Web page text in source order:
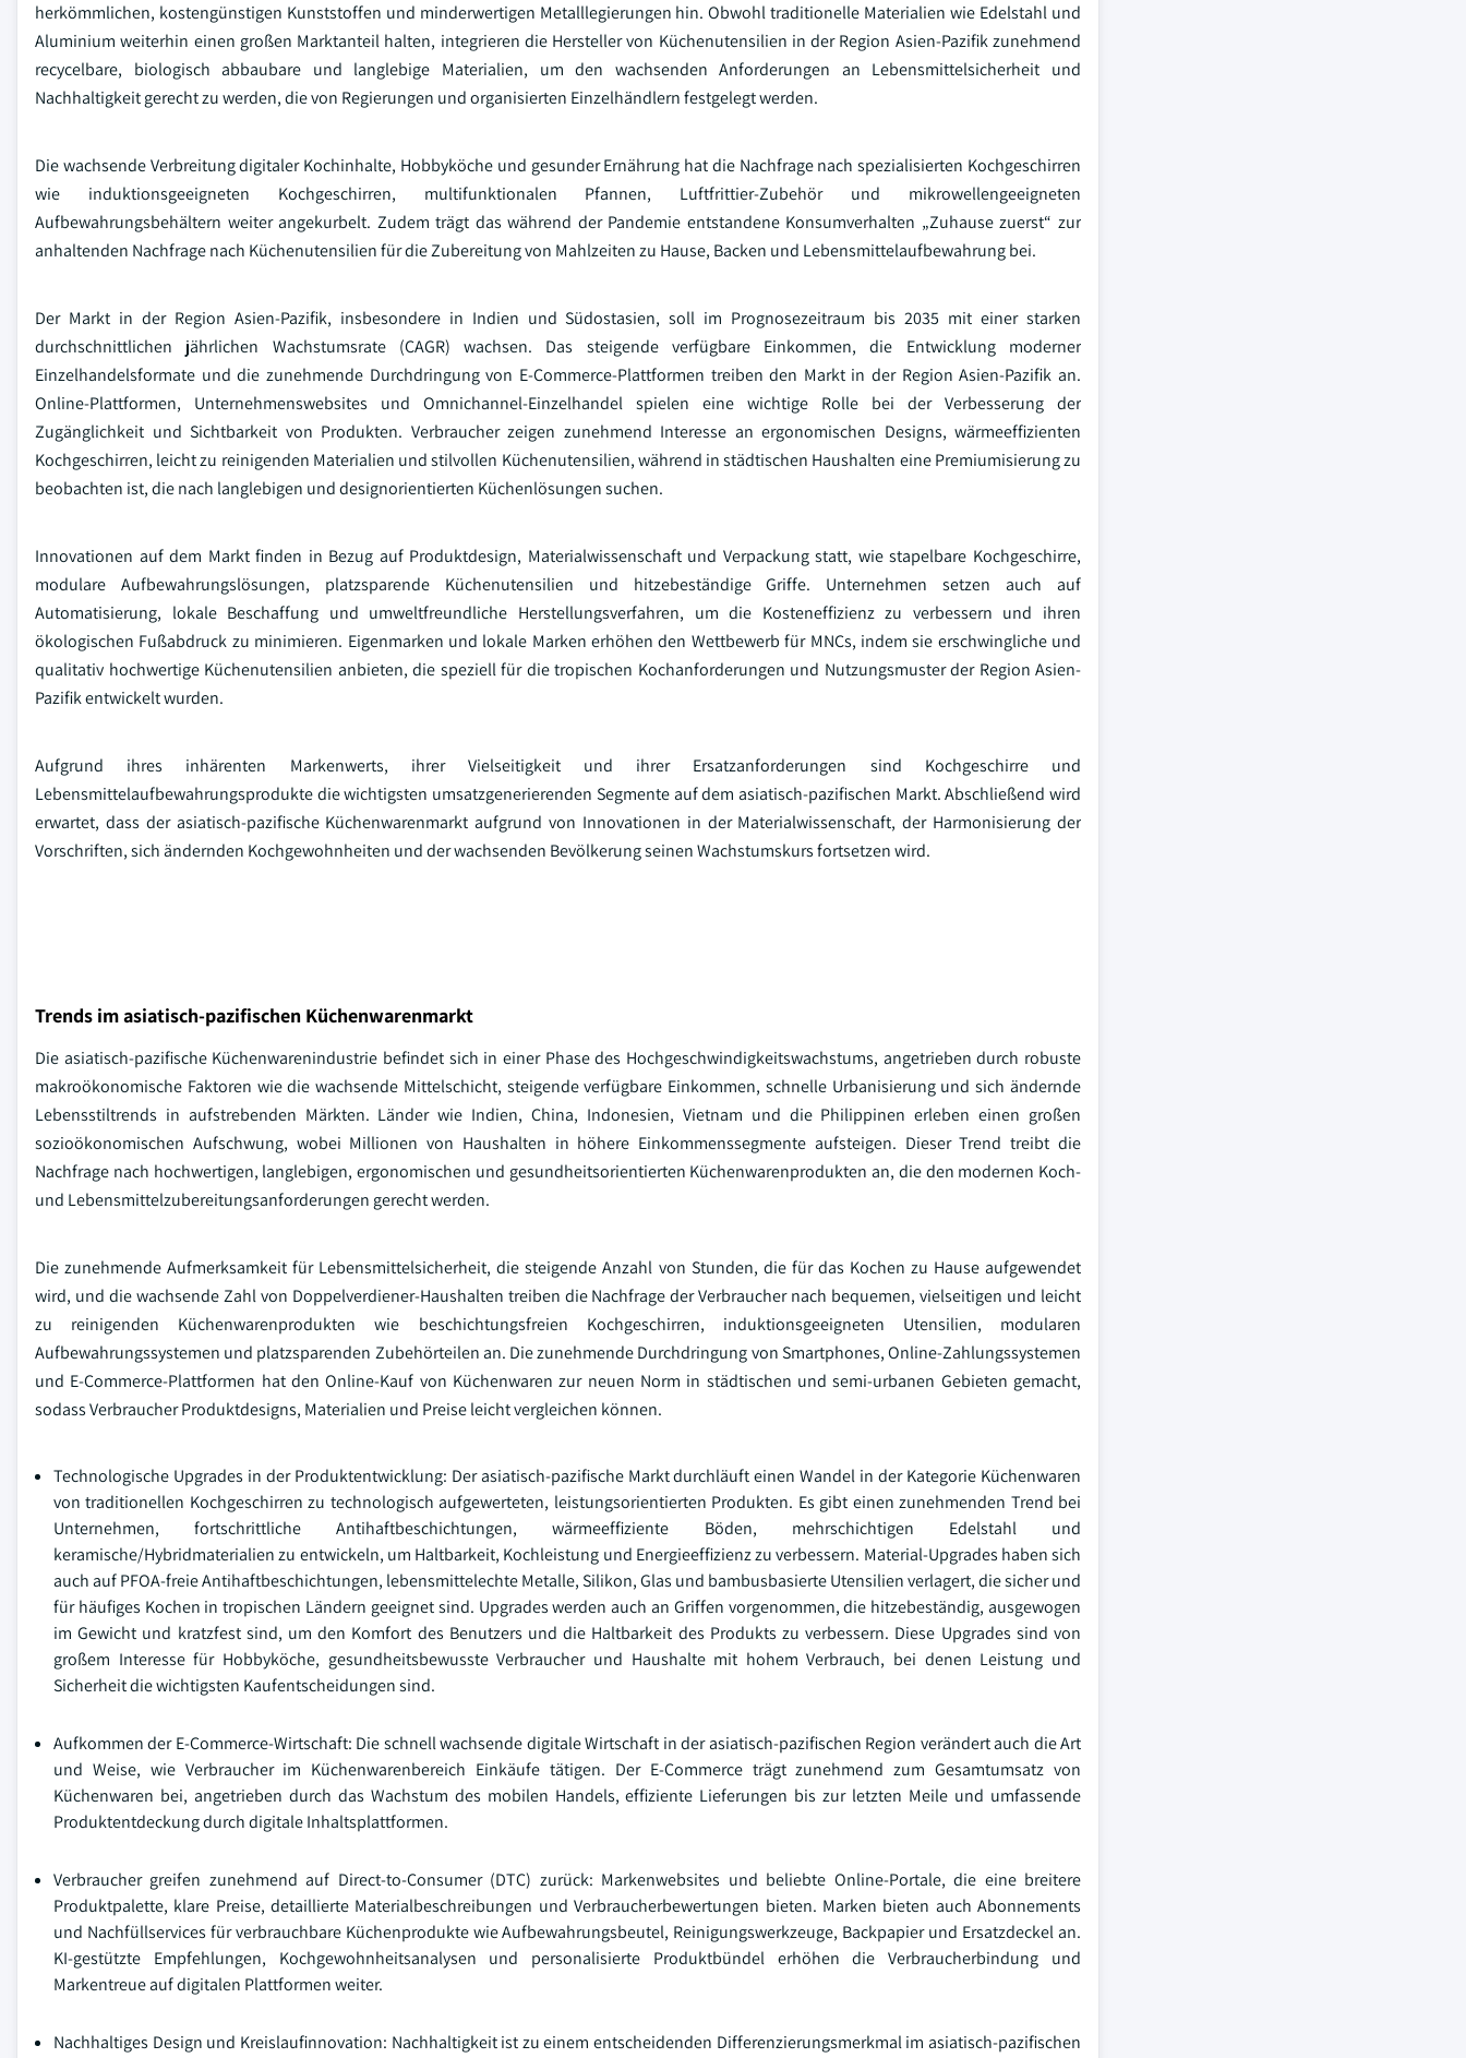
herkömmlichen, kostengünstigen Kunststoffen und minderwertigen Metalllegierungen hin. Obwohl traditionelle Materialien wie Edelstahl und
Aluminium weiterhin einen großen Marktanteil halten, integrieren die Hersteller von Küchenutensilien in der Region Asien-Pazifik zunehmend
recycelbare, biologisch abbaubare und langlebige Materialien, um den wachsenden Anforderungen an Lebensmittelsicherheit und
Nachhaltigkeit gerecht zu werden, die von Regierungen und organisierten Einzelhändlern festgelegt werden.
Die wachsende Verbreitung digitaler Kochinhalte, Hobbyköche und gesunder Ernährung hat die Nachfrage nach spezialisierten Kochgeschirren
wie induktionsgeeigneten Kochgeschirren, multifunktionalen Pfannen, Luftfrittier-Zubehör und mikrowellengeeigneten
Aufbewahrungsbehältern weiter angekurbelt. Zudem trägt das während der Pandemie entstandene Konsumverhalten „Zuhause zuerst“ zur
anhaltenden Nachfrage nach Küchenutensilien für die Zubereitung von Mahlzeiten zu Hause, Backen und Lebensmittelaufbewahrung bei.
Der Markt in der Region Asien-Pazifik, insbesondere in Indien und Südostasien, soll im Prognosezeitraum bis 2035 mit einer starken
durchschnittlichen jährlichen Wachstumsrate (CAGR) wachsen. Das steigende verfügbare Einkommen, die Entwicklung moderner
Einzelhandelsformate und die zunehmende Durchdringung von E-Commerce-Plattformen treiben den Markt in der Region Asien-Pazifik an.
Online-Plattformen, Unternehmenswebsites und Omnichannel-Einzelhandel spielen eine wichtige Rolle bei der Verbesserung der
Zugänglichkeit und Sichtbarkeit von Produkten. Verbraucher zeigen zunehmend Interesse an ergonomischen Designs, wärmeeffizienten
Kochgeschirren, leicht zu reinigenden Materialien und stilvollen Küchenutensilien, während in städtischen Haushalten eine Premiumisierung zu
beobachten ist, die nach langlebigen und designorientierten Küchenlösungen suchen.
Innovationen auf dem Markt finden in Bezug auf Produktdesign, Materialwissenschaft und Verpackung statt, wie stapelbare Kochgeschirre,
modulare Aufbewahrungslösungen, platzsparende Küchenutensilien und hitzebeständige Griffe. Unternehmen setzen auch auf
Automatisierung, lokale Beschaffung und umweltfreundliche Herstellungsverfahren, um die Kosteneffizienz zu verbessern und ihren
ökologischen Fußabdruck zu minimieren. Eigenmarken und lokale Marken erhöhen den Wettbewerb für MNCs, indem sie erschwingliche und
qualitativ hochwertige Küchenutensilien anbieten, die speziell für die tropischen Kochanforderungen und Nutzungsmuster der Region Asien-
Pazifik entwickelt wurden.
Aufgrund ihres inhärenten Markenwerts, ihrer Vielseitigkeit und ihrer Ersatzanforderungen sind Kochgeschirre und
Lebensmittelaufbewahrungsprodukte die wichtigsten umsatzgenerierenden Segmente auf dem asiatisch-pazifischen Markt. Abschließend wird
erwartet, dass der asiatisch-pazifische Küchenwarenmarkt aufgrund von Innovationen in der Materialwissenschaft, der Harmonisierung der
Vorschriften, sich ändernden Kochgewohnheiten und der wachsenden Bevölkerung seinen Wachstumskurs fortsetzen wird.
Trends im asiatisch-pazifischen Küchenwarenmarkt
Die asiatisch-pazifische Küchenwarenindustrie befindet sich in einer Phase des Hochgeschwindigkeitswachstums, angetrieben durch robuste
makroökonomische Faktoren wie die wachsende Mittelschicht, steigende verfügbare Einkommen, schnelle Urbanisierung und sich ändernde
Lebensstiltrends in aufstrebenden Märkten. Länder wie Indien, China, Indonesien, Vietnam und die Philippinen erleben einen großen
sozioökonomischen Aufschwung, wobei Millionen von Haushalten in höhere Einkommenssegmente aufsteigen. Dieser Trend treibt die
Nachfrage nach hochwertigen, langlebigen, ergonomischen und gesundheitsorientierten Küchenwarenprodukten an, die den modernen Koch-
und Lebensmittelzubereitungsanforderungen gerecht werden.
Die zunehmende Aufmerksamkeit für Lebensmittelsicherheit, die steigende Anzahl von Stunden, die für das Kochen zu Hause aufgewendet
wird, und die wachsende Zahl von Doppelverdiener-Haushalten treiben die Nachfrage der Verbraucher nach bequemen, vielseitigen und leicht
zu reinigenden Küchenwarenprodukten wie beschichtungsfreien Kochgeschirren, induktionsgeeigneten Utensilien, modularen
Aufbewahrungssystemen und platzsparenden Zubehörteilen an. Die zunehmende Durchdringung von Smartphones, Online-Zahlungssystemen
und E-Commerce-Plattformen hat den Online-Kauf von Küchenwaren zur neuen Norm in städtischen und semi-urbanen Gebieten gemacht,
sodass Verbraucher Produktdesigns, Materialien und Preise leicht vergleichen können.
Technologische Upgrades in der Produktentwicklung: Der asiatisch-pazifische Markt durchläuft einen Wandel in der Kategorie Küchenwaren
von traditionellen Kochgeschirren zu technologisch aufgewerteten, leistungsorientierten Produkten. Es gibt einen zunehmenden Trend bei
Unternehmen, fortschrittliche Antihaftbeschichtungen, wärmeeffiziente Böden, mehrschichtigen Edelstahl und
keramische/Hybridmaterialien zu entwickeln, um Haltbarkeit, Kochleistung und Energieeffizienz zu verbessern. Material-Upgrades haben sich
auch auf PFOA-freie Antihaftbeschichtungen, lebensmittelechte Metalle, Silikon, Glas und bambusbasierte Utensilien verlagert, die sicher und
für häufiges Kochen in tropischen Ländern geeignet sind. Upgrades werden auch an Griffen vorgenommen, die hitzebeständig, ausgewogen
im Gewicht und kratzfest sind, um den Komfort des Benutzers und die Haltbarkeit des Produkts zu verbessern. Diese Upgrades sind von
großem Interesse für Hobbyköche, gesundheitsbewusste Verbraucher und Haushalte mit hohem Verbrauch, bei denen Leistung und
Sicherheit die wichtigsten Kaufentscheidungen sind.
Aufkommen der E-Commerce-Wirtschaft: Die schnell wachsende digitale Wirtschaft in der asiatisch-pazifischen Region verändert auch die Art
und Weise, wie Verbraucher im Küchenwarenbereich Einkäufe tätigen. Der E-Commerce trägt zunehmend zum Gesamtumsatz von
Küchenwaren bei, angetrieben durch das Wachstum des mobilen Handels, effiziente Lieferungen bis zur letzten Meile und umfassende
Produktentdeckung durch digitale Inhaltsplattformen.
Verbraucher greifen zunehmend auf Direct-to-Consumer (DTC) zurück: Markenwebsites und beliebte Online-Portale, die eine breitere
Produktpalette, klare Preise, detaillierte Materialbeschreibungen und Verbraucherbewertungen bieten. Marken bieten auch Abonnements
und Nachfüllservices für verbrauchbare Küchenprodukte wie Aufbewahrungsbeutel, Reinigungswerkzeuge, Backpapier und Ersatzdeckel an.
KI-gestützte Empfehlungen, Kochgewohnheitsanalysen und personalisierte Produktbündel erhöhen die Verbraucherbindung und
Markentreue auf digitalen Plattformen weiter.
Nachhaltiges Design und Kreislaufinnovation: Nachhaltigkeit ist zu einem entscheidenden Differenzierungsmerkmal im asiatisch-pazifischen